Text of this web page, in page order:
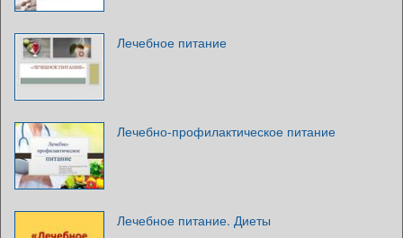
Лечебное питание
Лечебно-профилактическое питание
Лечебное питание. Диеты